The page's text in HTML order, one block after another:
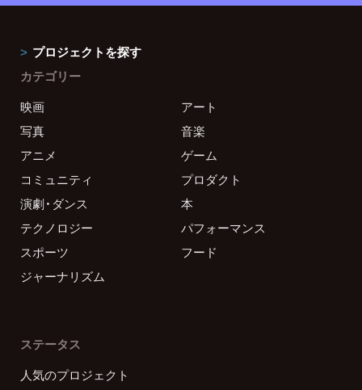
プロジェクトを探す
カテゴリー
映画
アート
写真
音楽
アニメ
ゲーム
コミュニティ
プロダクト
演劇・ダンス
本
テクノロジー
パフォーマンス
スポーツ
フード
ジャーナリズム
ステータス
人気のプロジェクト